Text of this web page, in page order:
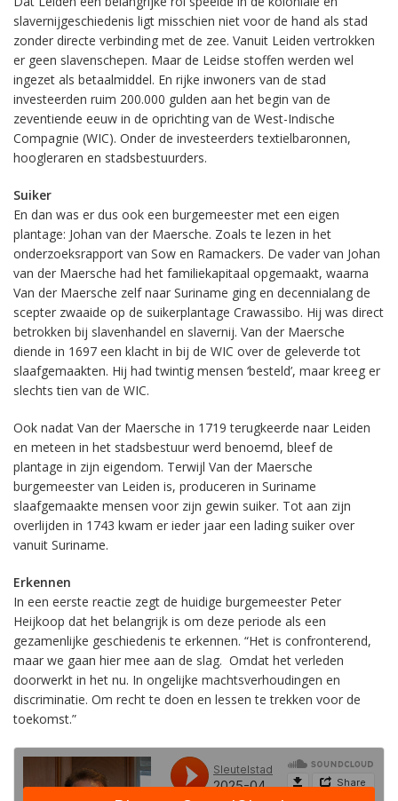
slavernijgeschiedenis ligt misschien niet voor de hand als stad
zonder directe verbinding met de zee. Vanuit Leiden vertrokken
er geen slavenschepen. Maar de Leidse stoffen werden wel
ingezet als betaalmiddel. En rijke inwoners van de stad
investeerden ruim 200.000 gulden aan het begin van de
zeventiende eeuw in de oprichting van de West-Indische
Compagnie (WIC). Onder de investeerders textielbaronnen,
hoogleraren en stadsbestuurders.
Suiker
En dan was er dus ook een burgemeester met een eigen
plantage: Johan van der Maersche. Zoals te lezen in het
onderzoeksrapport van Sow en Ramackers. De vader van Johan
van der Maersche had het familiekapitaal opgemaakt, waarna
Van der Maersche zelf naar Suriname ging en decennialang de
scepter zwaaide op de suikerplantage Crawassibo. Hij was direct
betrokken bij slavenhandel en slavernij. Van der Maersche
diende in 1697 een klacht in bij de WIC over de geleverde tot
slaafgemaakten. Hij had twintig mensen ‘besteld’, maar kreeg er
slechts tien van de WIC.
Ook nadat Van der Maersche in 1719 terugkeerde naar Leiden
en meteen in het stadsbestuur werd benoemd, bleef de
plantage in zijn eigendom. Terwijl Van der Maersche
burgemeester van Leiden is, produceren in Suriname
slaafgemaakte mensen voor zijn gewin suiker. Tot aan zijn
overlijden in 1743 kwam er ieder jaar een lading suiker over
vanuit Suriname.
Erkennen
In een eerste reactie zegt de huidige burgemeester Peter
Heijkoop dat het belangrijk is om deze periode als een
gezamenlijke geschiedenis te erkennen. “Het is confronterend,
maar we gaan hier mee aan de slag. Omdat het verleden
doorwerkt in het nu. In ongelijke machtsverhoudingen en
discriminatie. Om recht te doen en lessen te trekken voor de
toekomst.”